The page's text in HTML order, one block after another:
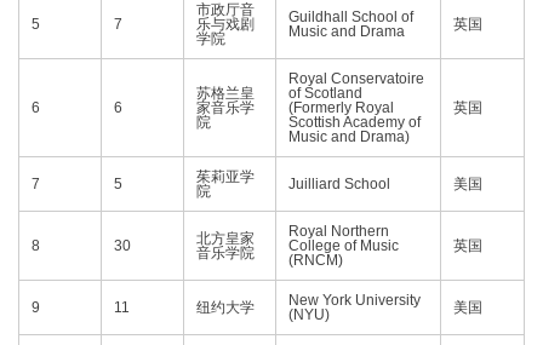
5 7
市政厅音
乐与戏剧
学院
Guildhall School of
Music and Drama
英国
6 6
苏格兰皇
家音乐学
院
Royal Conservatoire
of Scotland
(Formerly Royal
Scottish Academy of
Music and Drama)
英国
7 5
茱莉亚学
院
Juilliard School 美国
8 30
北方皇家
音乐学院
Royal Northern
College of Music
(RNCM)
英国
9 11 纽约大学
New York University
(NYU)
美国